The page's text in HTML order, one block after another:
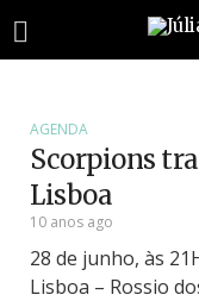
AGENDA
Scorpions
Lisboa
10 anos ago
28 de junho, às
Lisboa – Rossio